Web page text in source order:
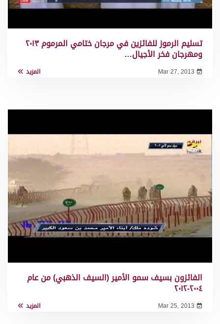
تسليم الرموز للفائزين في مرجان ختامي المرموم ٢٠١٣
ومهرجان فخر الأجيال…
Mar 27, 2013 المزيد
الفائزون بسيف سمو الأمير (السيف الذهبي) من عام
٢٠٠٤-٢٠١٢
Mar 25, 2013 المزيد